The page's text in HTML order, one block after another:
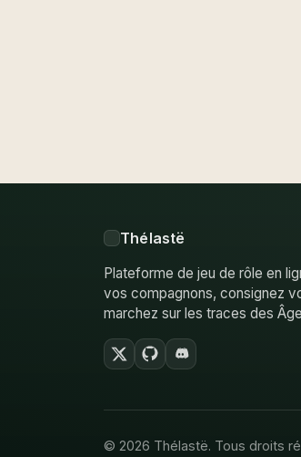
Thélastë
Plateforme de jeu de rôle en
vos compagnons, consignez
marchez sur les traces des
© 2026 Thélastë. Tous droits